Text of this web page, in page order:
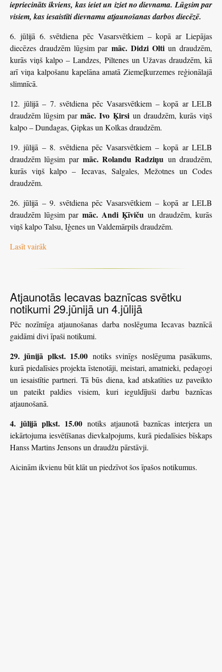
iepriecināts ikviens, kas ieiet un iziet no dievnama. Lūgsim par
visiem, kas iesaistīti dievnamu atjaunošanas darbos diecēzē.
6. jūlijā 6. svētdiena pēc Vasarsvētkiem – kopā ar Liepājas
diecēzes draudzēm lūgsim par māc. Didzi Oltiun draudzēm,
kurās viņš kalpo – Landzes, Piltenes un Užavas draudzēm, kā
arī viņa kalpošanu kapelāna amatā Ziemeļkurzemes reģionālajā
slimnīcā.
12. jūlijā – 7. svētdiena pēc Vasarsvētkiem – kopā ar LELB
draudzēm lūgsim parmāc. Ivo Ķirsi un draudzēm, kurās viņš
kalpo – Dundagas, Ģipkas un Kolkas draudzēm.
19. jūlijā – 8. svētdiena pēc Vasarsvētkiem – kopā ar LELB
draudzēm lūgsim par māc. Rolandu Radziņu un draudzēm,
kurās viņš kalpo – Iecavas, Salgales, Mežotnes un Codes
draudzēm.
26. jūlijā – 9. svētdiena pēc Vasarsvētkiem – kopā ar LELB
draudzēm lūgsim par māc. Andi Ķīviču un draudzēm, kurās
viņš kalpo Talsu, Iģenes un Valdemārpils draudzēm.
Lasīt vairāk
Atjaunotās Iecavas baznīcas svētku
notikumi 29.jūnijā un 4.jūlijā
Pēc nozīmīga atjaunošanas darba noslēguma Iecavas baznīcā
gaidāmi divi īpaši notikumi.
29. jūnijā plkst. 15.00 notiks svinīgs noslēguma pasākums,
kurā piedalīsies projekta īstenotāji, meistari, amatnieki, pedagogi
un iesaistītie partneri. Tā būs diena, kad atskatīties uz paveikto
un pateikt paldies visiem, kuri ieguldījuši darbu baznīcas
atjaunošanā.
4. jūlijā plkst. 15.00 notiks atjaunotā baznīcas interjera un
iekārtojuma iesvētīšanas dievkalpojums, kurā piedalīsies bīskaps
Hanss Martins Jensons un draudžu pārstāvji.
Aicinām ikvienu būt klāt un piedzīvot šos īpašos notikumus.